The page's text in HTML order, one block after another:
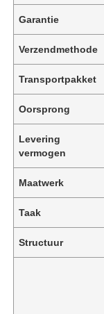
Garantie
Verzendmethode
Transportpakket
Oorsprong
Levering
vermogen
Maatwerk
Taak
Structuur